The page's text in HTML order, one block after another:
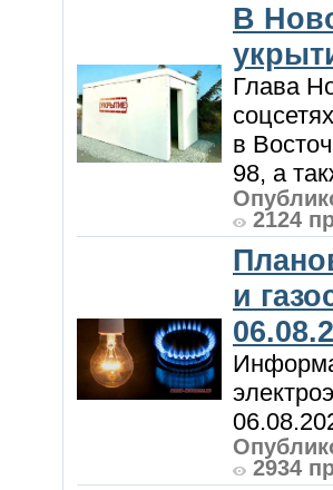
В
Глава
в
98, а
2124
и
2934